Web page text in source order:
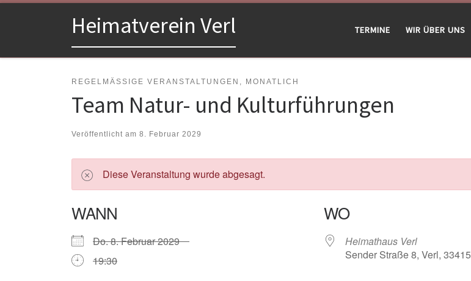
Zum Inhalt springenHeimatverein Verl TERMINE WIR ÜBER UNS
REGELMÄSSIGE VERANSTALTUNGEN, MONATLICH
Team Natur- und Kulturführungen
Veröffentlicht am 8. Februar 2029
Diese Veranstaltung wurde abgesagt.
WANN
Do. 8. Februar 2029
19:30
WO
Heimathaus Verl
Sender Straße 8, Verl, 33415